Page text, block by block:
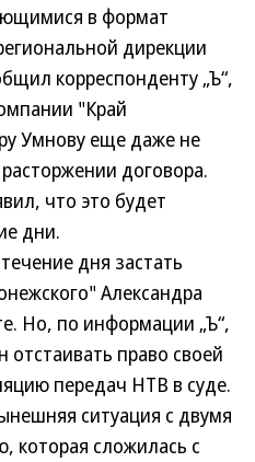
в формат
дирекции
корреспонденту „Ъ“,
"Край
Умнову еще даже не
договора.
что это будет
дни.
дня застать
Александра
Но, по информации „Ъ“,
право своей
передач НТВ в суде.
ситуация с двумя
которая сложилась с